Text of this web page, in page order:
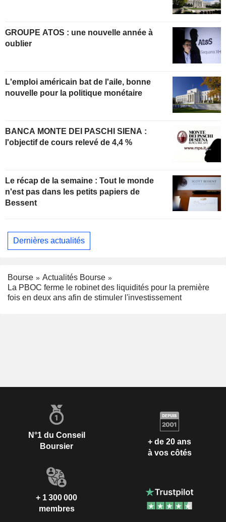
GROUPE ATOS : une nouvelle année à
oublier
L'emploi américain bat de l'aile, bonne
nouvelle pour la politique monétaire
BANCA MONTE DEI PASCHI SIENA :
l'objectif de cours relevé de 4,4 %
Le récap de la semaine : Tout le monde
n'est pas dans les petits papiers de
Bessent
Dernières actualités
Bourse
Actualités Bourse
La PBOC ferme le robinet des liquidités pour la première
fois en deux ans afin de stimuler l'investissement
N°1 du Conseil
Boursier
+ de 20 ans
à vos côtés
+ 1 300 000
membres